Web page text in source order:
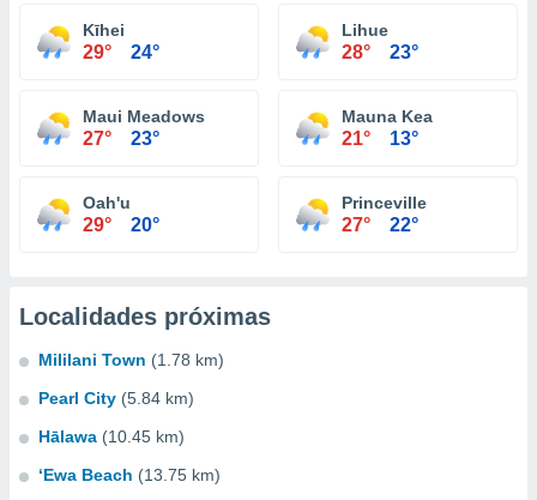
Kīhei
29° 24°
Lihue
28° 23°
Maui Meadows
27° 23°
Mauna Kea
21° 13°
Oah'u
29° 20°
Princeville
27° 22°
Localidades próximas
Mililani Town (1.78 km)
Pearl City (5.84 km)
Hālawa (10.45 km)
‘Ewa Beach (13.75 km)